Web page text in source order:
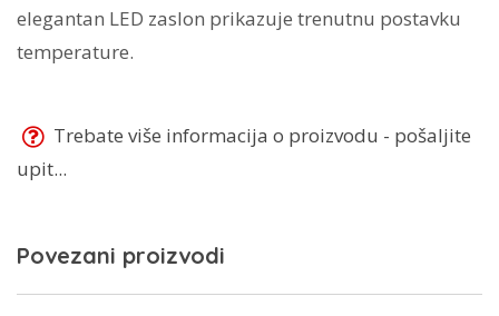
elegantan LED zaslon prikazuje trenutnu postavku
temperature.
Trebate više informacija o proizvodu - pošaljite
upit...
Povezani proizvodi